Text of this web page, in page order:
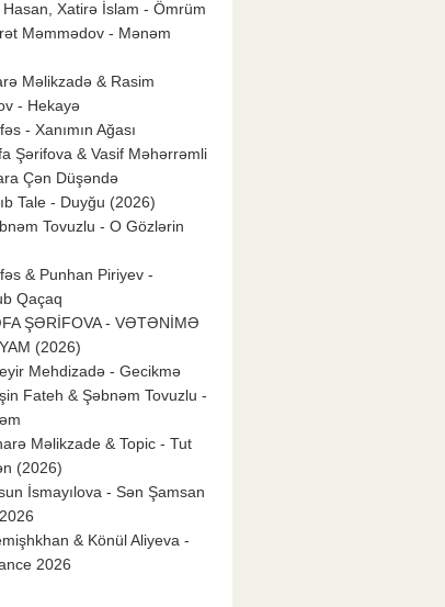
Hasan, Xatirə İslam - Ömrüm
Məmmədov - Mənəm
Məlikzadə & Rasim
- Hekayə
- Xanımın Ağası
Şərifova & Vasif Məhərrəmli
Çən Düşəndə
Tale - Duyğu (2026)
Tovuzlu - O Gözlərin
& Punhan Piriyev -
Qaçaq
ŞƏRİFOVA - VƏTƏNİMƏ
(2026)
Mehdizadə - Gecikmə
Fateh & Şəbnəm Tovuzlu -
Məlikzade & Topic - Tut
(2026)
İsmayılova - Sən Şamsan
& Könül Aliyeva -
2026